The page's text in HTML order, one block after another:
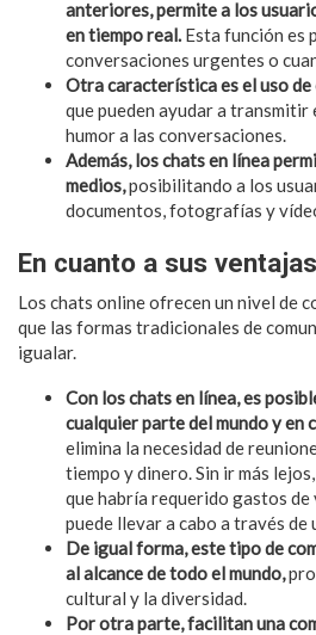
anteriores, permite a los
en tiempo real. Esta función es
conversaciones urgentes o
Otra característica es el uso de
que pueden ayudar a transmitir
humor a las conversaciones.
Además, los chats en línea
medios,posibilitando a los
documentos, fotografías y
En cuanto a sus ventajas
Los chats online ofrecen un nivel de
que las formas tradicionales de
igualar.
Con los chats en línea, es
cualquier parte del mundo y en
elimina la necesidad de
tiempo y dinero. Sin ir más
que habría requerido gastos
puede llevar a cabo a través de
De igual forma, este tipo de
al alcance de todo el mundo,
cultural y la diversidad.
Por otra parte, facilitan una